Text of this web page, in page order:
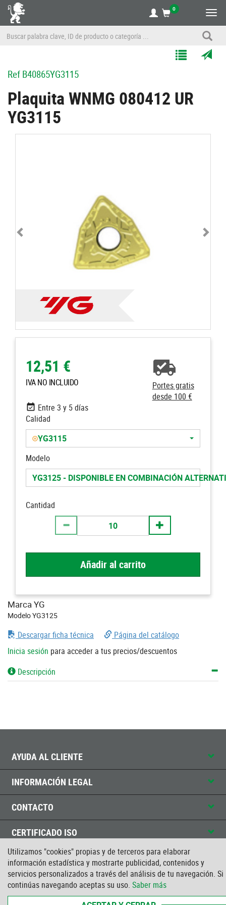
Utilizamos "cookies" propias y de terceros para elaborar
información estadística y mostrarte publicidad, contenidos y
servicios personalizados a través del análisis de tu navegación. Si
continúas navegando aceptas su uso. Saber más
0
Listas
RefB40865YG3115
Plaquita WNMG 080412 UR
YG3115
12,51 €
IVA NO INCLUIDO
Portes gratis
desde 100 €
Entre 3 y 5 días
Calidad
YG3115
Modelo
YG3125 - DISPONIBLE EN COMBINACIÓN
Cantidad
Añadir al carrito
Marca YG
Modelo YG3125
Descargar ficha técnica
Página del catálogo
Inicia sesión para acceder a tus precios/descuentos
Descripción
AYUDA AL CLIENTE
INFORMACIÓN LEGAL
CONTACTO
CERTIFICADO ISO